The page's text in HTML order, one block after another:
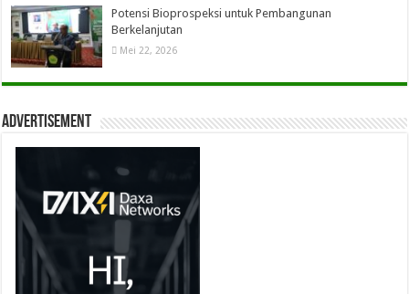
Potensi Bioprospeksi untuk Pembangunan
Berkelanjutan
Mei 22, 2026
Advertisement